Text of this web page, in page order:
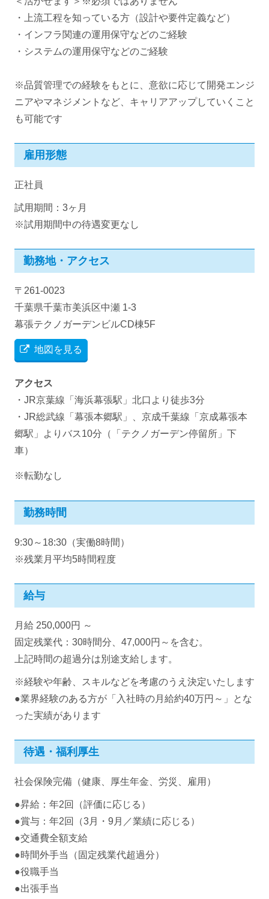
・上流工程を知っている方（設計や要件定義など）
・インフラ関連の運用保守などのご経験
・システムの運用保守などのご経験
※品質管理での経験をもとに、意欲に応じて開発エンジ
ニアやマネジメントなど、キャリアアップしていくこと
も可能です
雇用形態
正社員
試用期間：3ヶ月
※試用期間中の待遇変更なし
勤務地・アクセス
〒261-0023
千葉県千葉市美浜区中瀬 1-3
幕張テクノガーデンビルCD棟5F
地図を見る
アクセス
・JR京葉線「海浜幕張駅」北口より徒歩3分
・JR総武線「幕張本郷駅」、京成千葉線「京成幕張本
郷駅」よりバス10分（「テクノガーデン停留所」下
車）
※転勤なし
勤務時間
9:30～18:30（実働8時間）
※残業月平均5時間程度
給与
月給 250,000円 ～
固定残業代：30時間分、47,000円～を含む。
上記時間の超過分は別途支給します。
※経験や年齢、スキルなどを考慮のうえ決定いたします
●業界経験のある方が「入社時の月給約40万円～」とな
った実績があります
待遇・福利厚生
社会保険完備（健康、厚生年金、労災、雇用）
●昇給：年2回（評価に応じる）
●賞与：年2回（3月・9月／業績に応じる）
●交通費全額支給
●時間外手当（固定残業代超過分）
●役職手当
●出張手当